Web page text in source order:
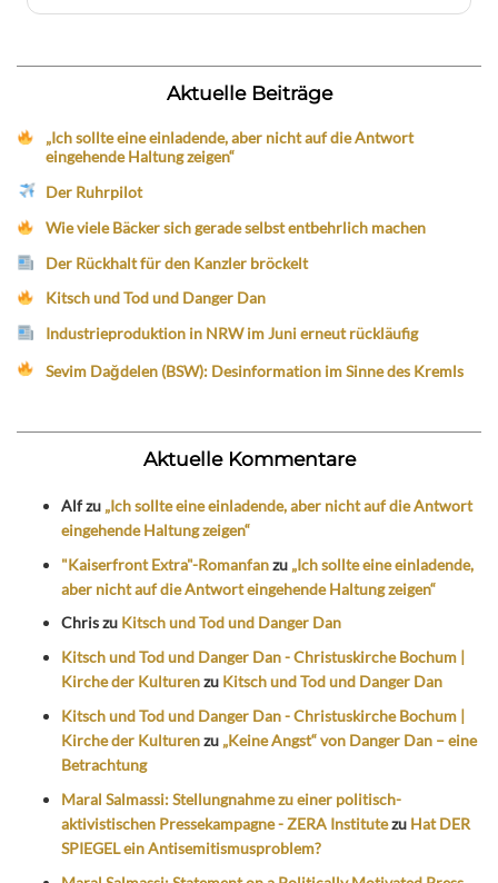
Aktuelle Beiträge
„Ich sollte eine einladende, aber nicht auf die Antwort
eingehende Haltung zeigen“
Der Ruhrpilot
Wie viele Bäcker sich gerade selbst entbehrlich machen
Der Rückhalt für den Kanzler bröckelt
Kitsch und Tod und Danger Dan
Industrieproduktion in NRW im Juni erneut rückläufig
Sevim Dağdelen (BSW): Desinformation im Sinne des Kremls
Aktuelle Kommentare
Alfzu „Ich sollte eine einladende, aber nicht auf die Antwort
eingehende Haltung zeigen“
"Kaiserfront Extra"-Romanfanzu „Ich sollte eine einladende,
aber nicht auf die Antwort eingehende Haltung zeigen“
Chriszu Kitsch und Tod und Danger Dan
Kitsch und Tod und Danger Dan - Christuskirche Bochum |
Kirche der Kulturenzu Kitsch und Tod und Danger Dan
Kitsch und Tod und Danger Dan - Christuskirche Bochum |
Kirche der Kulturenzu „Keine Angst“ von Danger Dan – eine
Betrachtung
Maral Salmassi: Stellungnahme zu einer politisch-
aktivistischen Pressekampagne - ZERA Institutezu Hat DER
SPIEGEL ein Antisemitismusproblem?